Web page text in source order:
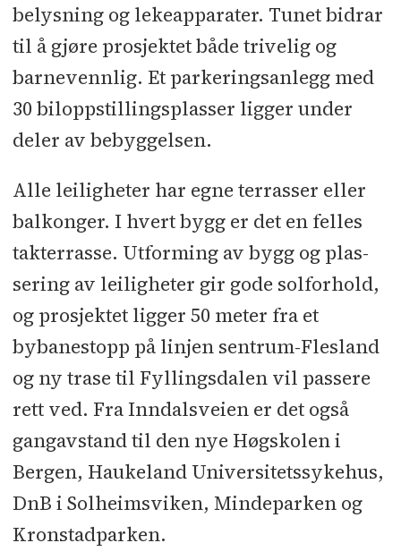
GlasslVinduer: Norgesvinduetl
Dører: SwedoorlBlikkenslager: Os
BlikklBalkongrekkverk: Format Stål
og GlasslTømrer: Byggmester
MarkhuslMaler: RSV Maling & Gulv
og flis: Bru & Wiese-HansenlFlislev:
FagFlis Odin Flissenterl Rørlegger:
Bergen RørteknikklElektro: BI
Elektro lVentilasjon: FBT Ventilasjon
l Heiser: KonelBranntetting:
Damsgård BrannsikringlSprinkler:
Bergen SprinklerlLås og beslag:
TrioVing og Bergen Låsservice
Kjøkken og garderobe: Marbodal l
Hvitevarer: BSH
HusholdningsapperaterlBade-
romsmøbler og dusjvegger: INR
Norge
belysning og lekeapparater. Tunet bidrar
til å gjøre prosjektet både trivelig og
barnevennlig. Et parkeringsanlegg med
30 biloppstillingsplasser ligger under
deler av bebyggelsen.
Alle leiligheter har egne terrasser eller
balkonger. I hvert bygg er det en felles
takterrasse. Utforming av bygg og plas-
sering av leiligheter gir gode solforhold,
og prosjektet ligger 50 meter fra et
bybanestopp på linjen sentrum-Flesland
og ny trase til Fyllingsdalen vil passere
rett ved. Fra Inndalsveien er det også
gangavstand til den nye Høgskolen i
Bergen, Haukeland Universitetssykehus,
DnB i Solheimsviken, Mindeparken og
Kronstadparken.